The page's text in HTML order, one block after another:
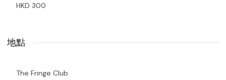
HKD 300
地點
The Fringe Club